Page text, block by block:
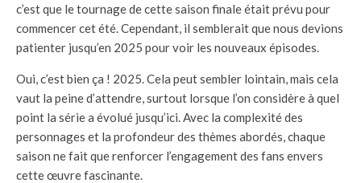
c’est que le tournage de cette saison finale était prévu pour
commencer cet été. Cependant, il semblerait que nous devions
patienter jusqu’en 2025 pour voir les nouveaux épisodes.
Oui, c’est bien ça ! 2025. Cela peut sembler lointain, mais cela
vaut la peine d’attendre, surtout lorsque l’on considère à quel
point la série a évolué jusqu’ici. Avec la complexité des
personnages et la profondeur des thèmes abordés, chaque
saison ne fait que renforcer l’engagement des fans envers
cette œuvre fascinante.